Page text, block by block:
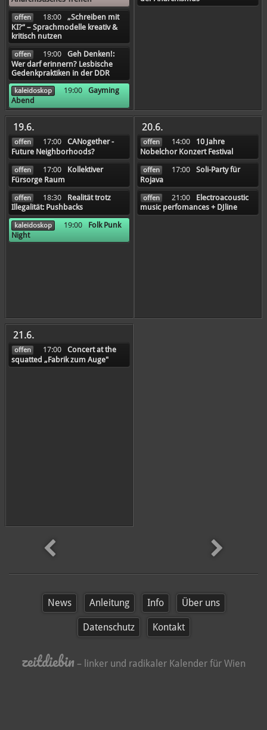
offen 18:00
„Schreiben mit
KI?“ – Sprachmodelle kreativ &
kritisch nutzen
offen 19:00
Geh Denken!:
Wer darf erinnern? Lesbische
Gedenkpraktiken in der DDR
kaleidoskop 19:00
Gayming
Abend
19.6.
offen 17:00
CANogether -
Future Neighborhoods?
offen 17:00
Kollektiver
Fürsorge Raum
offen 18:30
Realität trotz
Illegalität: Pushbacks
kaleidoskop 19:00
Folk Punk
Night
20.6.
offen 14:00
10 Jahre
Nobelchor Konzert Festival
offen 17:00
Soli-Party für
Rojava
offen 21:00
Electroacoustic
music perfomances + DJline
21.6.
offen 17:00
Concert at the
squatted „Fabrik zum Auge"
später
News Anleitung Info Über uns
Datenschutz Kontakt
zeitdiebin – linker und radikaler Kalender für Wien